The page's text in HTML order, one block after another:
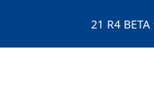
21 R4 BETA